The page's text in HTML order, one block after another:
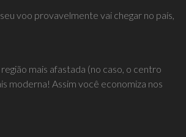
voo provavelmente vai chegar no país,
mais afastada (no caso, o centro
moderna! Assim você economiza nos